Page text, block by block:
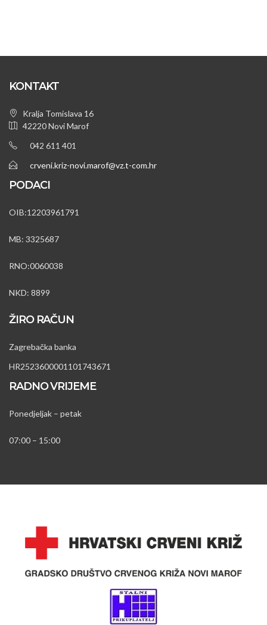
KONTAKT
Kralja Tomislava 16
42220 Novi Marof
042 611 401
crveni.kriz-novi.marof@vz.t-com.hr
PODACI
OIB:12203961791
MB: 3325687
RNO:0060038
NKD: 8899
ŽIRO RAČUN
Zagrebačka banka
HR2523600001101743671
RADNO VRIJEME
Ponedjeljak – petak
07:00 – 15:00